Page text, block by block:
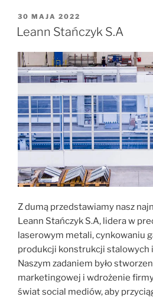
30 MAJA 2022
Leann Stańczyk S.A
Z dumą przedstawiamy nasz
Leann Stańczyk S.A, lidera w
laserowym metali, cynkowaniu
produkcji konstrukcji stalowych i
Naszym zadaniem było
marketingowej i wdrożenie
świat social mediów, aby